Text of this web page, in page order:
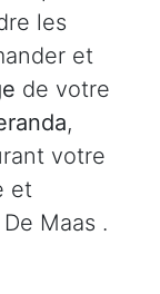
les
et
de votre
,
votre
et
Maas .